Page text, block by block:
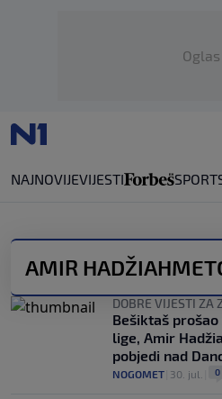
Oglas
NAJNOVIJEVIJESTI SPORT
AMIR
DOBRE VIJESTI ZA
Bešiktaš
lige, Amir
pobjedi nad
NOGOMET 30. jul. 0